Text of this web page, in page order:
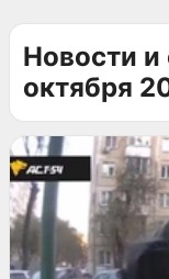
Новости и
октября